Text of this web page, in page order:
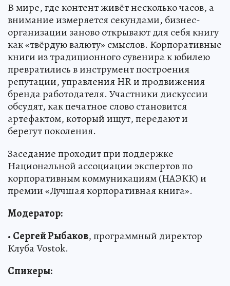
В мире, где контент живёт несколько часов, а
внимание измеряется секундами, бизнес-
организации заново открывают для себя книгу
как «твёрдую валюту» смыслов. Корпоративные
книги из традиционного сувенира к юбилею
превратились в инструмент построения
репутации, управления HR и продвижения
бренда работодателя. Участники дискуссии
обсудят, как печатное слово становится
артефактом, который ищут, передают и
берегут поколения.
Заседание проходит при поддержке
Национальной ассоциации экспертов по
корпоративным коммуникациям (НАЭКК) и
премии «Лучшая корпоративная книга».
Модератор:
• Сергей Рыбаков, программный директор
Клуба Vostok.
Спикеры: